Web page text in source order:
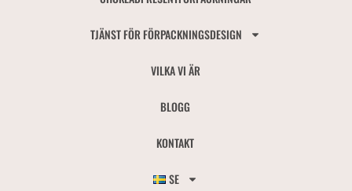
TJÄNST FÖR FÖRPACKNINGSDESIGN
VILKA VI ÄR
BLOGG
KONTAKT
SE